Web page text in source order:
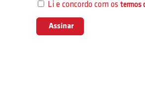
Li e concordo com ostermos